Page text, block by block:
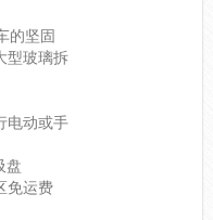
的坚固
型玻璃拆
电动或手
盘
免运费